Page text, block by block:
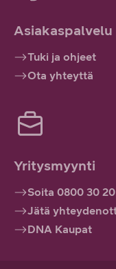
Asiakaspalvelu
Tuki ja ohjeet
Ota yhteyttä
Yritysmyynti
Soita 0800 30
Jätä
DNA Kaupat